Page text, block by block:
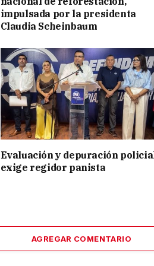
impulsada por la presidenta
Claudia Scheinbaum
Evaluación y depuración
exige regidor panista
AGREGAR COMENTARIO